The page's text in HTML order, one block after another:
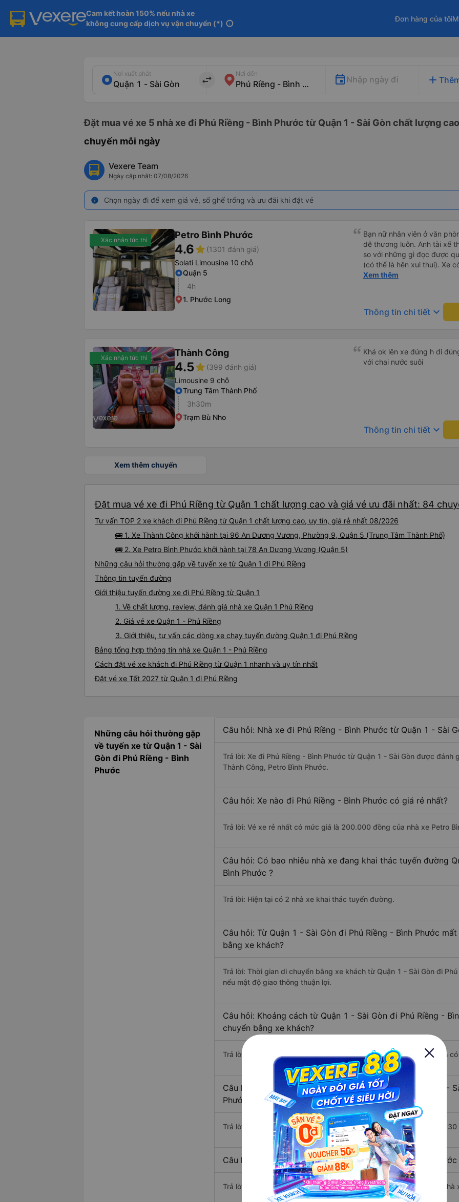
Cam kết hoàn 150% nếu nhà xe
không cung cấp dịch vụ vận chuyển (*) info
Đơn hàng của tôi
Nơi xuất phát
import_export
Nơi đến
Nhập ngày đi add
Đặt mua vé xe 5 nhà xe đi Phú Riềng - Bình Phước từ Quận 1 - Sài Gòn chất lượng
chuyến mỗi ngày
Vexere Team
Ngày cập nhật: 07/08/2026
info Chọn ngày đi để xem giá vé, số ghế trống và ưu đãi khi đặt vé
Xác nhận tức thì Petro Bình Phước
4.6star (1301 đánh giá)
Solati Limousine 10 chỗ
Quận 5
4h
1. Phước Long
Bạn nữ nhân viên ở văn
dễ thương luôn. Anh tài xế
so với những gì đọc được
(có thể là hên xui thui). Xe
cũng ko rõ tại mình say xe
Xem thêm
Thông tin chi tiết keyboard_arrow_down
Xác nhận tức thì Thành Công
4.5star (399 đánh giá)
Limousine 9 chỗ
Trung Tâm Thành Phố
3h30m
Trạm Bù Nho
Khá ok lên xe đúng h đi
với chai nước suôi
Thông tin chi tiết keyboard_arrow_down
Xem thêm chuyến
Đặt mua vé xe đi Phú Riềng từ Quận 1 chất lượng cao và giá vé ưu đãi nhất: 84
Tư vấn TOP 2 xe khách đi Phú Riềng từ Quận 1 chất lượng cao, uy tín, giá rẻ nhất 08/2026
🚌 1. Xe Thành Công khởi hành tại 96 An Dương Vương, Phường 9, Quận 5 (Trung Tâm Thành Phố)
🚌 2. Xe Petro Bình Phước khởi hành tại 78 An Dương Vương (Quận 5)
Những câu hỏi thường gặp về tuyến xe từ Quận 1 đi Phú Riềng
Thông tin tuyến đường
Giới thiệu tuyến đường xe đi Phú Riềng từ Quận 1
1. Về chất lượng, review, đánh giá nhà xe Quận 1 Phú Riềng
2. Giá vé xe Quận 1 - Phú Riềng
3. Giới thiệu, tư vấn các dòng xe chạy tuyến đường Quận 1 đi Phú Riềng
Bảng tổng hợp thông tin nhà xe Quận 1 - Phú Riềng
Cách đặt vé xe khách đi Phú Riềng từ Quận 1 nhanh và uy tín nhất
Đặt vé xe Tết 2027 từ Quận 1 đi Phú Riềng
Những câu hỏi thường gặp
về tuyến xe từ Quận 1 - Sài
Gòn đi Phú Riềng - Bình
Phước
Câu hỏi: Nhà xe đi Phú Riềng - Bình Phước từ Quận 1 - Sài
Trả lời: Xe đi Phú Riềng - Bình Phước từ Quận 1 - Sài Gòn được
Thành Công, Petro Bình Phước.
Câu hỏi: Xe nào đi Phú Riềng - Bình Phước có giá rẻ nhất?
Trả lời: Vé xe rẻ nhất có mức giá là 200.000 đồng của nhà xe Petro
Câu hỏi: Có bao nhiêu nhà xe đang khai thác tuyến đường
Bình Phước ?
Trả lời: Hiện tại có 2 nhà xe khai thác tuyến đường.
Câu hỏi: Từ Quận 1 - Sài Gòn đi Phú Riềng - Bình Phước
bằng xe khách?
Trả lời: Thời gian di chuyển bằng xe khách từ Quận 1 - Sài Gòn đi
nếu mật độ giao thông thuận lợi.
Câu hỏi: Khoảng cách từ Quận 1 - Sài Gòn đi Phú Riềng -
chuyển bằng xe khách?
Trả lời: Đoạn đường đi Phú Riềng - Bình Phước từ Quận 1 - Sài Gòn
Câu hỏi: Mỗi ngày có bao nhiêu chuyến xe khách Quận 1 -
Phước ?
Trả lời: Trung bình mỗi ngày có khoảng 84 chuyến xe bắt đầu từ
Câu hỏi: Nhà xe đi Quận 1 - Sài Gòn Phú Riềng - Bình
Trả lời: Chuyến xe có giờ xuất phát sớm nhất vào lúc 4:30 là của nhà